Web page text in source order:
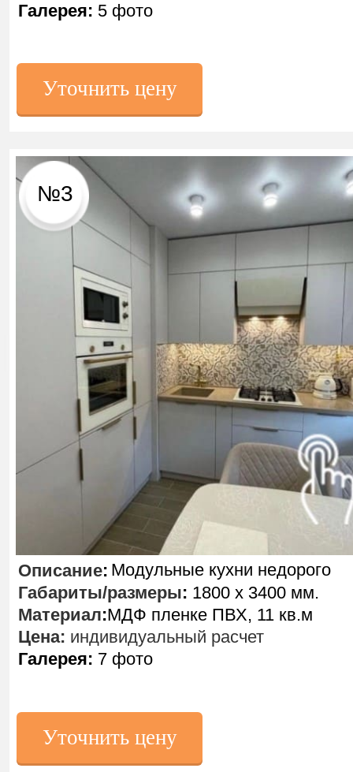
Уточнить цену
№3
Описание:
Габариты/размеры: 1800 х 3400 мм.
Материал:МДФ пленке ПВХ, 11 кв.м
Цена: индивидуальный расчет
Галерея: 7 фото
Галерея: 5 фото
Модульные кухни недорого
Уточнить цену